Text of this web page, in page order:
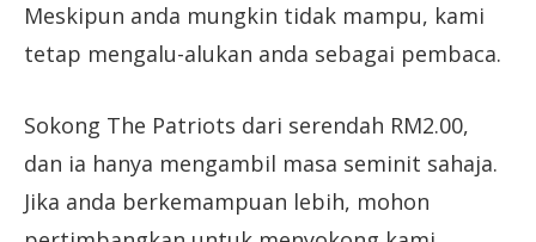
Meskipun anda mungkin tidak mampu, kami
tetap mengalu-alukan anda sebagai pembaca.
Sokong The Patriots dari serendah RM2.00,
dan ia hanya mengambil masa seminit sahaja.
Jika anda berkemampuan lebih, mohon